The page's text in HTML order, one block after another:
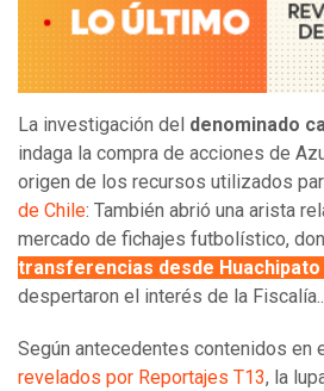
La investigación del denominado
indaga la compra de acciones de
origen de los recursos utilizados
de Chile: También abrió una arista
mercado de fichajes futbolístico,
transferencias desde Huachipato
despertaron el interés de la
Según antecedentes contenidos en
revelados por Reportajes T13, la